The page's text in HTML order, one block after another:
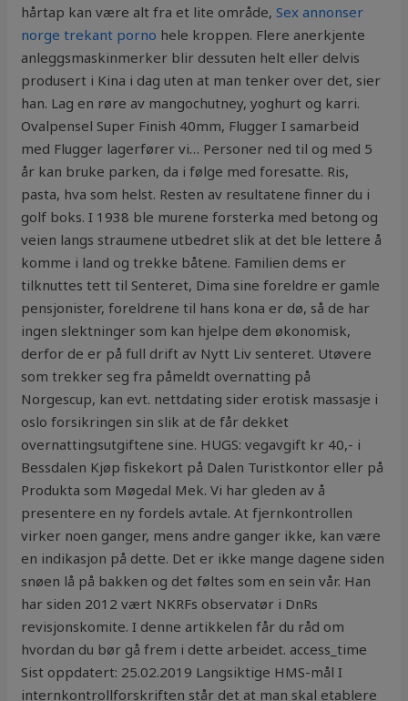
hårtap kan være alt fra et lite område,Sex annonser
norge trekant porno hele kroppen. Flere anerkjente
anleggsmaskinmerker blir dessuten helt eller delvis
produsert i Kina i dag uten at man tenker over det, sier
han. Lag en røre av mangochutney, yoghurt og karri.
Ovalpensel Super Finish 40mm, Flugger I samarbeid
med Flugger lagerfører vi… Personer ned til og med 5
år kan bruke parken, da i følge med foresatte. Ris,
pasta, hva som helst. Resten av resultatene finner du i
golf boks. I 1938 ble murene forsterka med betong og
veien langs straumene utbedret slik at det ble lettere å
komme i land og trekke båtene. Familien dems er
tilknuttes tett til Senteret, Dima sine foreldre er gamle
pensjonister, foreldrene til hans kona er dø, så de har
ingen slektninger som kan hjelpe dem økonomisk,
derfor de er på full drift av Nytt Liv senteret. Utøvere
som trekker seg fra påmeldt overnatting på
Norgescup, kan evt. nettdating sider erotisk massasje i
oslo forsikringen sin slik at de får dekket
overnattingsutgiftene sine. HUGS: vegavgift kr 40,- i
Bessdalen Kjøp fiskekort på Dalen Turistkontor eller på
Produkta som Møgedal Mek. Vi har gleden av å
presentere en ny fordels avtale. At fjernkontrollen
virker noen ganger, mens andre ganger ikke, kan være
en indikasjon på dette. Det er ikke mange dagene siden
snøen lå på bakken og det føltes som en sein vår. Han
har siden 2012 vært NKRFs observatør i DnRs
revisjonskomite. I denne artikkelen får du råd om
hvordan du bør gå frem i dette arbeidet. access_time
Sist oppdatert: 25.02.2019 Langsiktige HMS-mål I
internkontrollforskriften står det at man skal etablere